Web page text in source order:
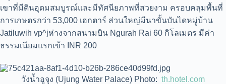
เขาที่มีดินอุดมสมบูรณ์และมีทัศนียภาพที่สวยงาม ครอบคลุมพื้นที่
การเกษตรกว่า 53,000 เฮกตาร์ ส่วนใหญ่มีนาขั้นบันไดหมู่บ้าน
Jatiluwih vp^jห่างจากสนามบิน Ngurah Rai 60 กิโลเมตร มีค่า
ธรรมเนียมแรกเข้า INR 200
วังน้ำอูจุง (Ujung Water Palace) Photo: th.hotel.com